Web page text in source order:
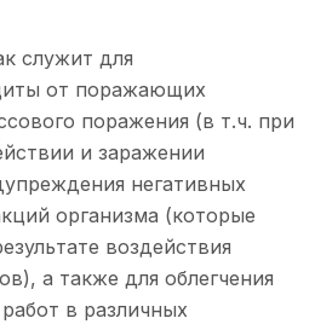
служит для
от поражающих
поражения (в т.ч. при
и заражении
негативных
организма (которые
воздействия
а также для облегчения
в различных